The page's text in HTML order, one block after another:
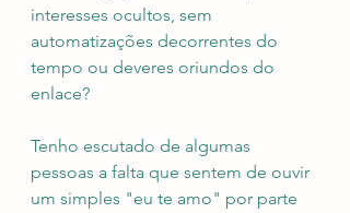
interesses ocultos, sem
automatizações decorrentes do
tempo ou deveres oriundos do
enlace?
Tenho escutado de algumas
pessoas a falta que sentem de ouvir
um simples "eu te amo" por parte